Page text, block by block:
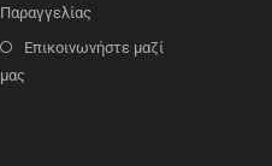
Παραγγελίας
Επικοινωνήστε μαζί
μας